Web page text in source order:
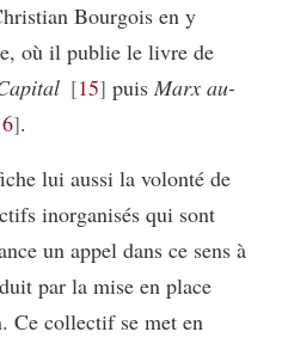
Bourgois en y
où il publie le livre de
15 puis Marx au-
.
lui aussi la volonté de
inorganisés qui sont
un appel dans ce sens à
par la mise en place
Ce collectif se met en